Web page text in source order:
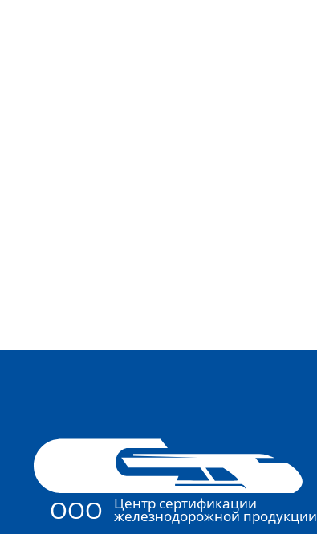
ООО Центр сертификации
железнодорожной продукции